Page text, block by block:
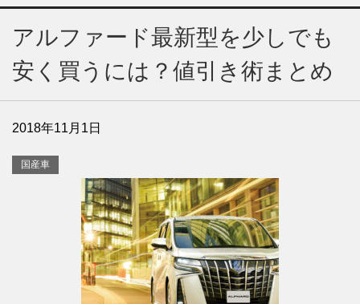
アルファード最新型を少しでも
安く買うには？値引き術まとめ
2018年11月1日
国産車